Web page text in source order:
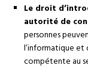
Le droit
autorité de
personnes
l’informatique et
compétente au